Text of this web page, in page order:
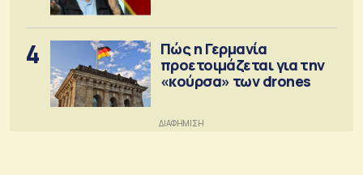
4
Πώς η Γερμανία
προετοιμάζεται για την
«κούρσα» των drones